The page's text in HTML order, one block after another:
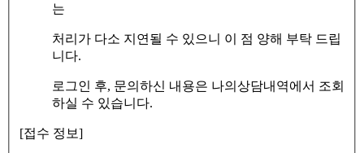
는
처리가 다소 지연될 수 있으니 이 점 양해 부탁 드립
니다.
로그인 후, 문의하신 내용은 나의상담내역에서 조회
하실 수 있습니다.
[접수 정보]